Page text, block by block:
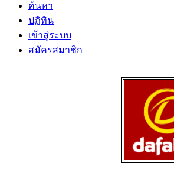
ค้นหา
ปฏิทิน
เข้าสู่ระบบ
สมัครสมาชิก